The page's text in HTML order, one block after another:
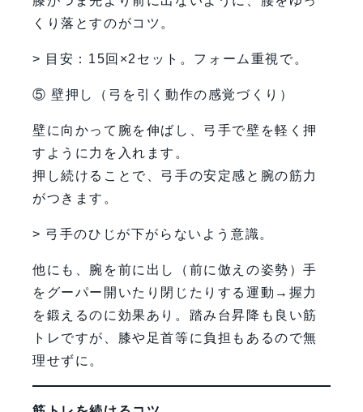
くり落とすのがコツ。
> 目安：15回×2セット。フォーム重視で。
⑤ 壁押し（弓を引く動作の感覚づくり）
壁に向かって腕を伸ばし、弓手で壁を軽く押
すように力を入れます。
押し続けることで、弓手の安定感と腕の筋力
がつきます。
> 弓手のひじが下がらないよう意識。
他にも、腕を前に出し（前に倣えの姿勢）手
をグーパー開いたり閉じたりする運動→握力
を鍛えるのに効果あり。踏み台昇降も良い筋
トレですが、膝や足首等に負担もあるので無
理せずに。